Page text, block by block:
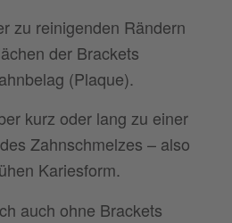
zu reinigenden Rändern
der Brackets
(Plaque).
kurz oder lang zu einer
Zahnschmelzes – also
Kariesform.
auch ohne Brackets